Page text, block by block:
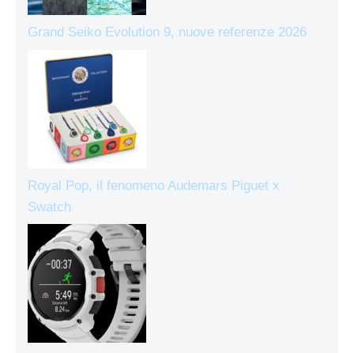
Grand Seiko Evolution 9, nuove referenze 2026
Royal Pop, il fenomeno Audemars Piguet x
Swatch